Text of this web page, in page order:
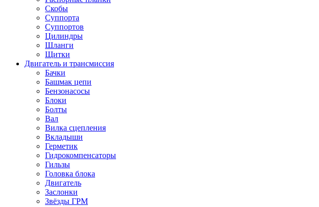
Скобы
Суппорта
Суппортов
Цилиндры
Шланги
Щитки
Двигатель и трансмиссия
Бачки
Башмак цепи
Бензонасосы
Блоки
Болты
Вал
Вилка сцепления
Вкладыши
Герметик
Гидрокомпенсаторы
Гильзы
Головка блока
Двигатель
Заслонки
Звёзды ГРМ